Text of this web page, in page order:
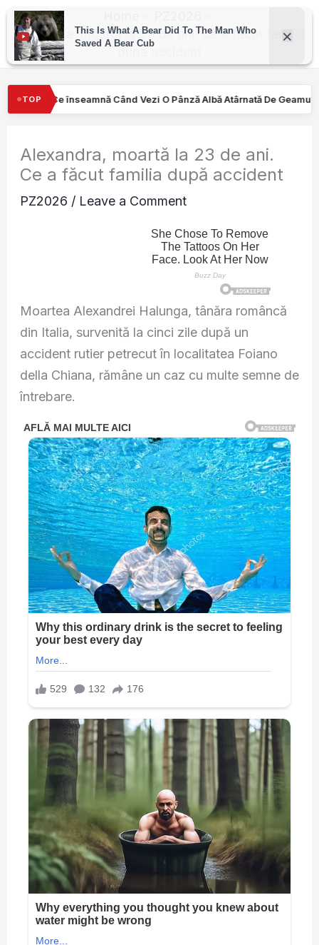
Skip
content
Alexandra, moartă la 23 de ani. Ce a făcut familia
TOP
Vezi O Pânză Albă Atârnată De Geamul Unei Mașini. Semnalul…
Alexandra, moartă la 23 de ani.
Ce a făcut familia după accident
PZ2026 / Leave a Comment
Moartea Alexandrei Halunga, tânăra româncă
din Italia, survenită la cinci zile după un
accident rutier petrecut în localitatea Foiano
della Chiana, rămâne un caz cu multe semne de
întrebare.